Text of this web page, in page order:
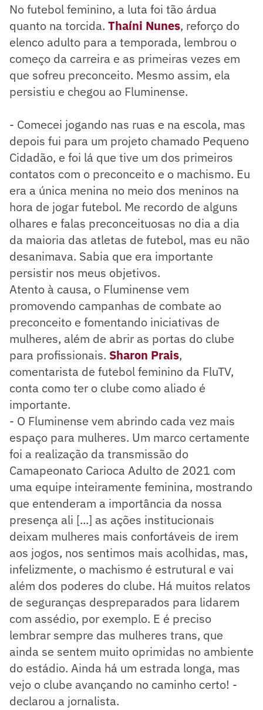
No futebol feminino, a luta foi tão árdua
quanto na torcida. Thaíni Nunes, reforço do
elenco adulto para a temporada, lembrou o
começo da carreira e as primeiras vezes em
que sofreu preconceito. Mesmo assim, ela
persistiu e chegou ao Fluminense.
- Comecei jogando nas ruas e na escola, mas
depois fui para um projeto chamado Pequeno
Cidadão, e foi lá que tive um dos primeiros
contatos com o preconceito e o machismo. Eu
era a única menina no meio dos meninos na
hora de jogar futebol. Me recordo de alguns
olhares e falas preconceituosas no dia a dia
da maioria das atletas de futebol, mas eu não
desanimava. Sabia que era importante
persistir nos meus objetivos.
Atento à causa, o Fluminense vem
promovendo campanhas de combate ao
preconceito e fomentando iniciativas de
mulheres, além de abrir as portas do clube
para profissionais. Sharon Prais,
comentarista de futebol feminino da FluTV,
conta como ter o clube como aliado é
importante.
- O Fluminense vem abrindo cada vez mais
espaço para mulheres. Um marco certamente
foi a realização da transmissão do
Camapeonato Carioca Adulto de 2021 com
uma equipe inteiramente feminina, mostrando
que entenderam a importância da nossa
presença ali [...] as ações institucionais
deixam mulheres mais confortáveis de irem
aos jogos, nos sentimos mais acolhidas, mas,
infelizmente, o machismo é estrutural e vai
além dos poderes do clube. Há muitos relatos
de seguranças despreparados para lidarem
com assédio, por exemplo. E é preciso
lembrar sempre das mulheres trans, que
ainda se sentem muito oprimidas no ambiente
do estádio. Ainda há um estrada longa, mas
vejo o clube avançando no caminho certo! -
declarou a jornalista.